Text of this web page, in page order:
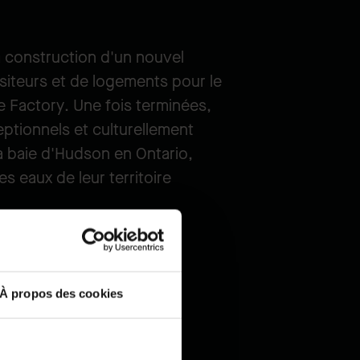
À propos des cookies
construction d'un nouvel
et de logements pour le
Factory. Une fois terminées,
et culturellement
d'Hudson en Ontario,
eaux de leur territoire
: